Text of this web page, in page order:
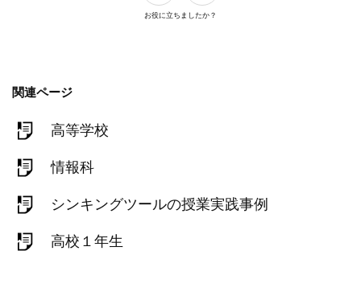
お役に立ちましたか？
関連ページ
高等学校
情報科
シンキングツールの授業実践事例
高校１年生